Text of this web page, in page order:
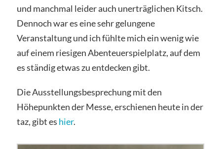
und manchmal leider auch unerträglichen Kitsch.
Dennoch war es eine sehr gelungene
Veranstaltung und ich fühlte mich ein wenig wie
auf einem riesigen Abenteuerspielplatz, auf dem
es ständig etwas zu entdecken gibt.
Die Ausstellungsbesprechung mit den
Höhepunkten der Messe, erschienen heute in der
taz, gibt es hier.